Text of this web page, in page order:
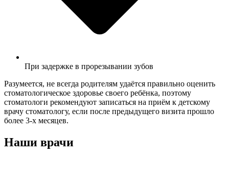
При задержке в прорезывании зубов
Разумеется, не всегда родителям удаётся правильно оценить
стоматологическое здоровье своего ребёнка, поэтому
стоматологи рекомендуют записаться на приём к детскому
врачу стоматологу, если после предыдущего визита прошло
более 3-х месяцев.
Наши врачи